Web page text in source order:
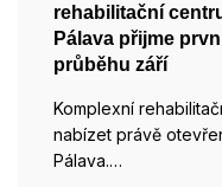
rehabilitační
Pálava přijme
průběhu září
Komplexní
nabízet právě
Pálava.…